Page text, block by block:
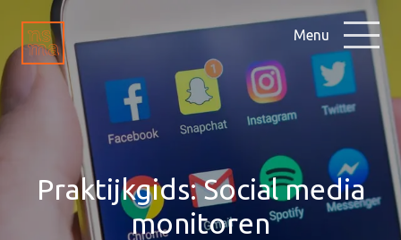
Menu
Praktijkgids: Social media
monitoren